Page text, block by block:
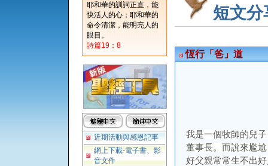
耶和華的訓詞正直，能
快活人的心；耶和華的
命令清潔，能明亮人的
眼目。
詩篇19：8
近期活動與感恩記事
網上下載-電子書、影
音文件
短文分
恆行「爸」道
我是一個牧師的兒
董事長。而說來尷
好父親常常生不出